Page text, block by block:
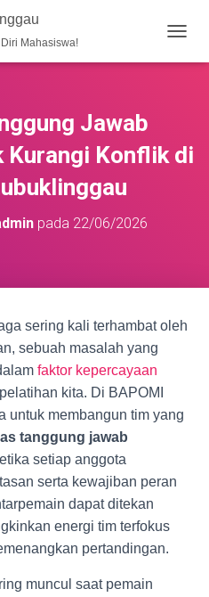
Mahasiswa!
O
N
A
Jawab
Kurangi Konflik di
pada 22/06/2026
sering kali terhambat oleh
sebuah masalah yang
faktor kepercayaan
kita. Di BAPOMI
untuk membangun tim yang
tanggung jawab
setiap anggota
serta kewajiban peran
dapat ditekan
energi tim terfokus
pertandingan.
muncul saat pemain